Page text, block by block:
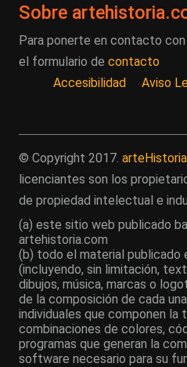
Sobre
Para ponerte en contacto
el formulario de contacto
Accesibilidad
Aviso
© Copyright 2017. arteHistoria
licenciantes son los
de propiedad intelectual e
(a) este sitio web publicado
artehistoria.com
(b) todo el material publicado
(incluyendo, sin limitación,
dibujos, música, marcas o
de la composición de cada
individuales que componen la
combinaciones de colores,
programas que generan la
software necesario para su